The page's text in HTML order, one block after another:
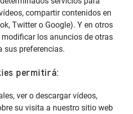
compartir contenidos en
Twitter o Google). Y en otros
los anuncios de otras
sus preferencias.
permitirá:
ver o descargar vídeos,
su visita a nuestro sitio web